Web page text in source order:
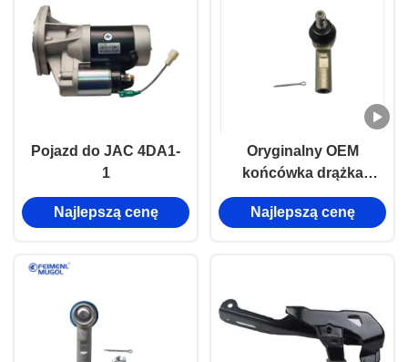
Pojazd do JAC 4DA1-
1
Najlepszą cenę
Oryginalny OEM
końcówka drążka
kierowniczego –
wzmocniona 6
Najlepszą cenę